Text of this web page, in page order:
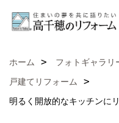
ホーム フォトギャラリ
戸建てリフォーム
明るく開放的なキッチンに